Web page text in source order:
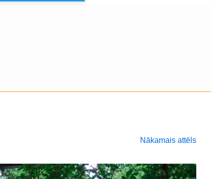
Nākamais attēls